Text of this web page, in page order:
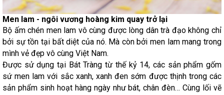
Men lam - ngôi vương hoàng kim quay trở lại
Bộ ấm chén men lam vô cùng được lòng dân trà đạo không chỉ
bởi sự tồn tại bất diệt của nó. Mà còn bởi men lam mang trong
mình vẻ đẹp vô cùng Việt Nam.
Được sử dụng tại Bát Tràng từ thế kỷ 14, các sản phẩm gốm
sứ men lam với sắc xanh, xanh đen sớm được thịnh trong các
sản phẩm sinh hoạt hàng ngày như bát, chân đèn… Cùng lối vẽ